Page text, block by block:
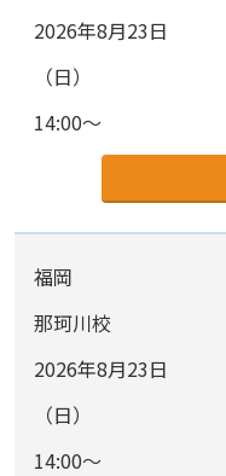
2026年8月23日
（日）
14:00～
福岡
那珂川校
2026年8月23日
（日）
14:00～